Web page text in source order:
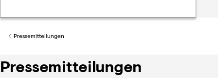
Back to
Pressemitteilungen
Pressemitteilungen